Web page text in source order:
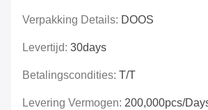
Verpakking Details: DOOS
Levertijd: 30days
Betalingscondities: T/T
Levering Vermogen: 200,000pcs/